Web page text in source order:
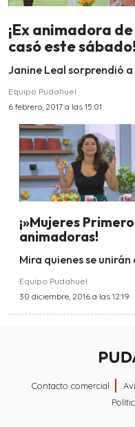
¡Ex animadora
casó este sábado!
Janine Leal sorprendió a
Equipo Pudahuel
6 febrero, 2017 a las 15:01
¡»Mujeres
animadoras!
Mira quienes se
Equipo Pudahuel
30 diciembre, 2016 a las 12:19
Contacto comercial